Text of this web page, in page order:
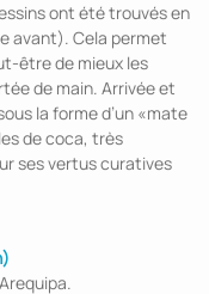
ont été trouvés en
avant). Cela permet
être de mieux les
de main. Arrivée et
la forme d’un «mate
de coca, très
ses vertus curatives